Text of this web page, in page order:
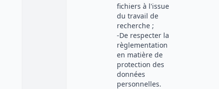
fichiers à l'issue
du travail de
recherche ;
-De respecter la
règlementation
en matière de
protection des
données
personnelles.